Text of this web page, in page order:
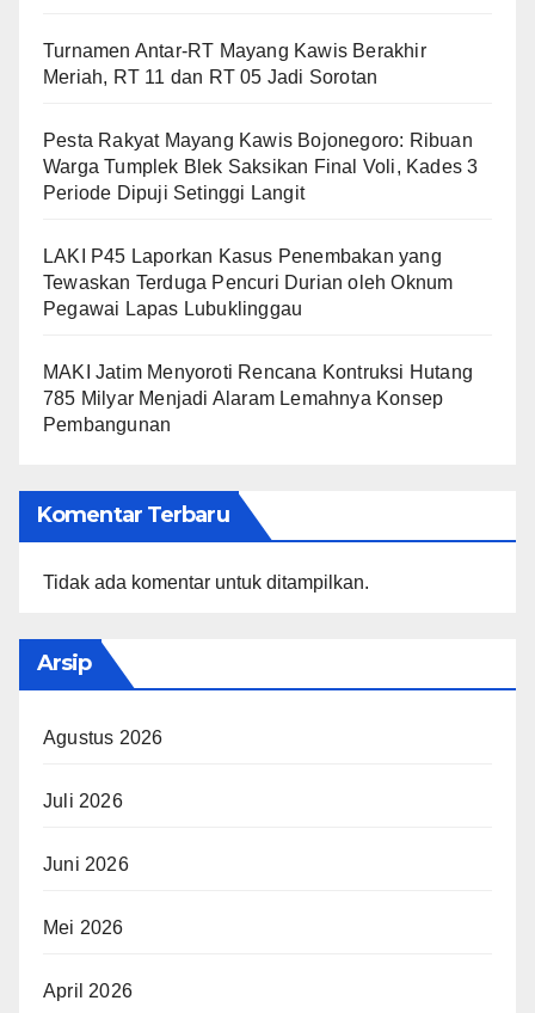
Turnamen Antar-RT Mayang Kawis Berakhir
Meriah, RT 11 dan RT 05 Jadi Sorotan
​Pesta Rakyat Mayang Kawis Bojonegoro: Ribuan
Warga Tumplek Blek Saksikan Final Voli, Kades 3
Periode Dipuji Setinggi Langit
LAKI P45 Laporkan Kasus Penembakan yang
Tewaskan Terduga Pencuri Durian oleh Oknum
Pegawai Lapas Lubuklinggau
MAKI Jatim Menyoroti Rencana Kontruksi Hutang
785 Milyar Menjadi Alaram Lemahnya Konsep
Pembangunan
Komentar Terbaru
Tidak ada komentar untuk ditampilkan.
Arsip
Agustus 2026
Juli 2026
Juni 2026
Mei 2026
April 2026